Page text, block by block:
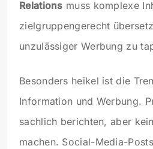
Relations muss komplexe
zielgruppengerecht
unzulässiger Werbung zu
Besonders heikel ist die
Information und Werbung.
sachlich berichten, aber
machen. Social-Media-